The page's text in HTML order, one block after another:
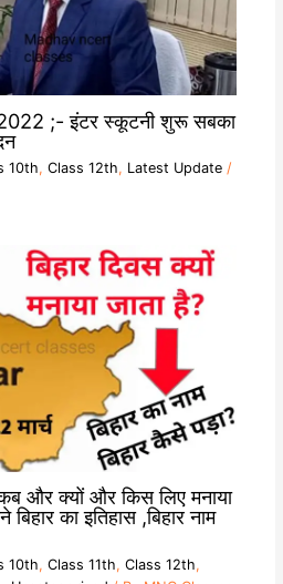
;- इंटर स्कूटनी शुरू सबका
10th, Class 12th, Latest Update/
कब और क्यों और किस लिए मनाया
बिहार का इतिहास ,बिहार नाम
10th, Class 11th, Class 12th,